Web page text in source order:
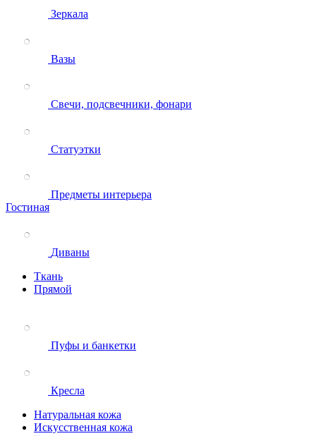
Зеркала
Вазы
Свечи, подсвечники, фонари
Статуэтки
Предметы интерьера
Гостиная
Диваны
Ткань
Прямой
Пуфы и банкетки
Кресла
Натуральная кожа
Искусственная кожа